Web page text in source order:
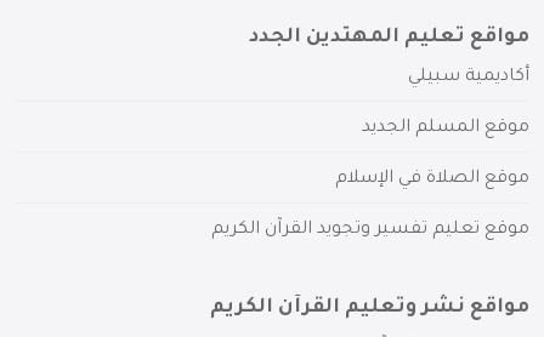
مواقع تعليم المهتدين الجدد
أكاديمية سبيلي
موقع المسلم الجديد
موقع الصلاة في الإسلام
موقع تعليم تفسير وتجويد القرآن الكريم
مواقع نشر وتعليم القرآن الكريم